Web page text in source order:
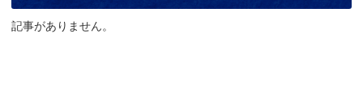
記事がありません。